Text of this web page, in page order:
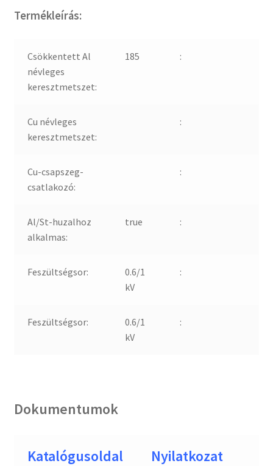
Termékleírás:
Csökkentett Al
névleges
keresztmetszet:
185 :
Cu névleges
keresztmetszet:
:
Cu-csapszeg-
csatlakozó:
:
Al/St-huzalhoz
alkalmas:
true :
Feszültségsor:
0.6/1
kV
:
Feszültségsor:
0.6/1
kV
:
Dokumentumok
Katalógusoldal Nyilatkozat